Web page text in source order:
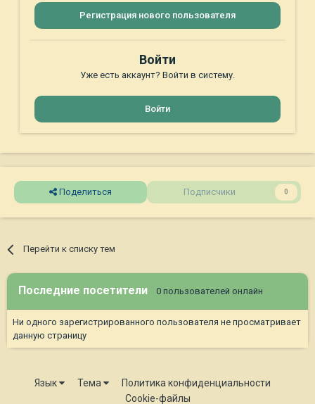
Регистрация нового пользователя
Войти
Уже есть аккаунт? Войти в систему.
Войти
Поделиться Подписчики 0
Перейти к списку тем
Последние посетители 0 пользователей онлайн
Ни одного зарегистрированного пользователя не просматривает
данную страницу
Язык Тема
Политика конфиденциальности
Cookie-файлы